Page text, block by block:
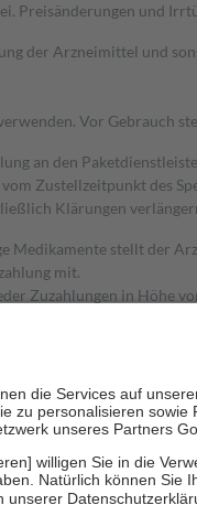
Preisänderungen und
der Arzneimittel und
Vor Gebrauch
an den
Zustellzeitpunkt des
Klärungen
Medikamente stellt der
mit.
Zuzahlungen in Höhe
auch für Online-
für ihre eigene
zum vollendeten 18.
und Früherkennung,